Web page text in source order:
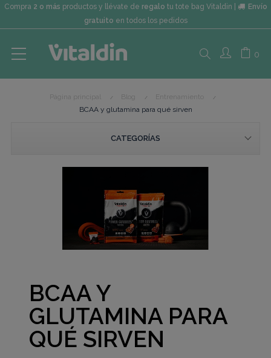
Compra 2 o más productos y llévate de regalo tu tote bag Vitaldin |
Envío
gratuito en todos los pedidos
Search
here...
0
Entrenamiento
BCAA y glutamina para qué sirven
CATEGORÍAS
BCAA Y
GLUTAMINA PARA
QUÉ SIRVEN